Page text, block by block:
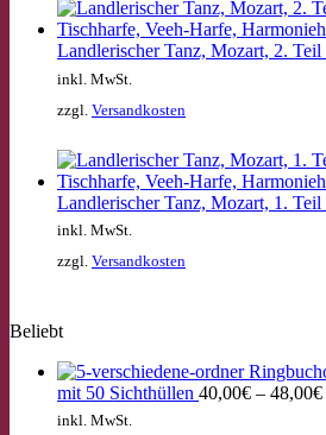
Landlerischer Tanz, Mozart, 2. Teil
inkl. MwSt.
zzgl. Versandkosten
Landlerischer Tanz, Mozart, 1. Teil
inkl. MwSt.
zzgl. Versandkosten
Beliebt
mit 50 Sichthüllen 40,00€ – 48,00€
inkl. MwSt.